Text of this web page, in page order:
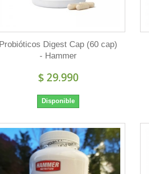
Probióticos Digest Cap (60 cap)
- Hammer
$ 29.990
Disponible